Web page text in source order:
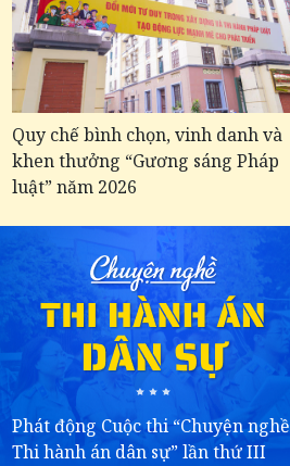
Quy chế bình chọn, vinh danh và
khen thưởng “Gương sáng Pháp
luật” năm 2026
Phát động Cuộc thi “Chuyện nghề
Thi hành án dân sự” lần thứ III